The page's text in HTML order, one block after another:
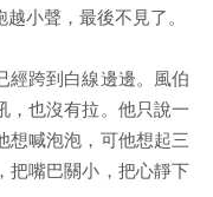
小聲，最後不見了。
經跨到白線邊邊。風伯
，也沒有拉。他只說一
想喊泡泡，可他想起三
把嘴巴關小，把心靜下